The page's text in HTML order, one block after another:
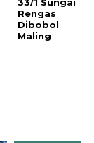
Rengas
Dibobol
Maling